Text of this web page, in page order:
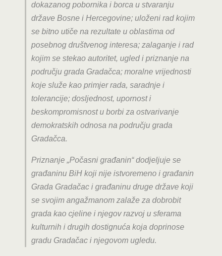
dokazanog pobornika i borca u stvaranju
države Bosne i Hercegovine; uloženi rad kojim
se bitno utiče na rezultate u oblastima od
posebnog društvenog interesa; zalaganje i rad
kojim se stekao autoritet, ugled i priznanje na
području grada Gradačca; moralne vrijednosti
koje služe kao primjer rada, saradnje i
tolerancije; dosljednost, upornost i
beskompromisnost u borbi za ostvarivanje
demokratskih odnosa na području grada
Gradačca.
Priznanje „Počasni građanin“ dodjeljuje se
građaninu BiH koji nije istvoremeno i građanin
Grada Gradačac i građaninu druge države koji
se svojim angažmanom zalaže za dobrobit
grada kao cjeline i njegov razvoj u sferama
kulturnih i drugih dostignuća koja doprinose
gradu Gradačac i njegovom ugledu.